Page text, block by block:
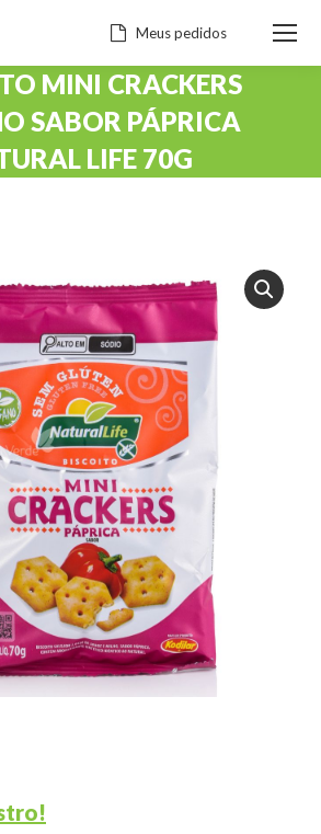
Meus pedidos
MINI CRACKERS
SABOR PÁPRICA
LIFE 70G